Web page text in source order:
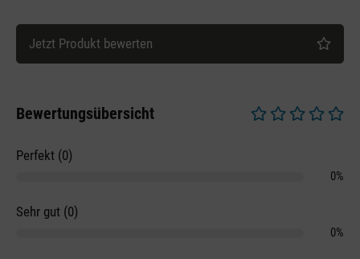
Jetzt Produkt bewerten
Bewertungsübersicht
Perfekt (0)
0%
Sehr gut (0)
0%